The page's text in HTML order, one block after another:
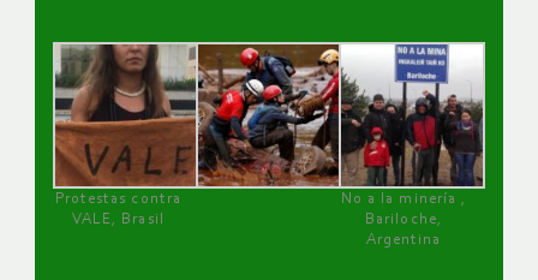
Protestas contra
VALE, Brasil
No a la minería ,
Bariloche,
Argentina